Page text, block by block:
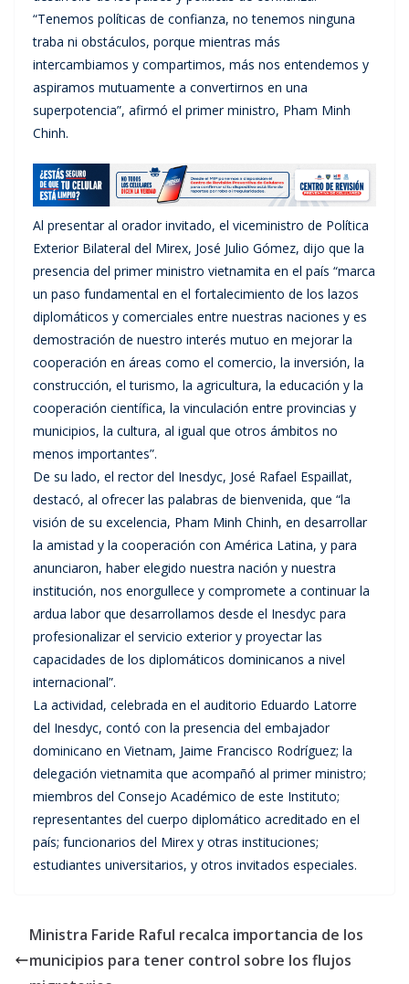
“Tenemos políticas de confianza, no tenemos ninguna
traba ni obstáculos, porque mientras más
intercambiamos y compartimos, más nos entendemos y
aspiramos mutuamente a convertirnos en una
superpotencia”, afirmó el primer ministro, Pham Minh
Chinh.
Al presentar al orador invitado, el viceministro de Política
Exterior Bilateral del Mirex, José Julio Gómez, dijo que la
presencia del primer ministro vietnamita en el país “marca
un paso fundamental en el fortalecimiento de los lazos
diplomáticos y comerciales entre nuestras naciones y es
demostración de nuestro interés mutuo en mejorar la
cooperación en áreas como el comercio, la inversión, la
construcción, el turismo, la agricultura, la educación y la
cooperación científica, la vinculación entre provincias y
municipios, la cultura, al igual que otros ámbitos no
menos importantes”.
De su lado, el rector del Inesdyc, José Rafael Espaillat,
destacó, al ofrecer las palabras de bienvenida, que “la
visión de su excelencia, Pham Minh Chinh, en desarrollar
la amistad y la cooperación con América Latina, y para
anunciaron, haber elegido nuestra nación y nuestra
institución, nos enorgullece y compromete a continuar la
ardua labor que desarrollamos desde el Inesdyc para
profesionalizar el servicio exterior y proyectar las
capacidades de los diplomáticos dominicanos a nivel
internacional”.
La actividad, celebrada en el auditorio Eduardo Latorre
del Inesdyc, contó con la presencia del embajador
dominicano en Vietnam, Jaime Francisco Rodríguez; la
delegación vietnamita que acompañó al primer ministro;
miembros del Consejo Académico de este Instituto;
representantes del cuerpo diplomático acreditado en el
país; funcionarios del Mirex y otras instituciones;
estudiantes universitarios, y otros invitados especiales.
Ministra Faride Raful recalca importancia de los
municipios para tener control sobre los flujos